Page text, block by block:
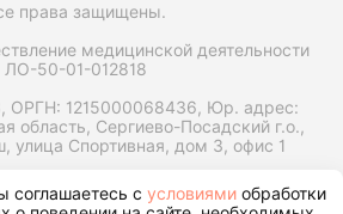
права защищены.
медицинской деятельности
ЛО-50-01-012818
ОРГН: 1215000068436, Юр. адрес:
область, Сергиево-Посадский г.о.,
улица Спортивная, дом 3, офис 1
на налоговый вычет
соглашаетесь с условиями обработки